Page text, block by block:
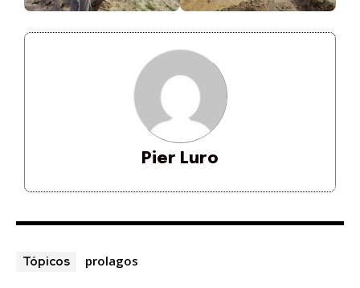
Pier Luro
Tópicos prolagos